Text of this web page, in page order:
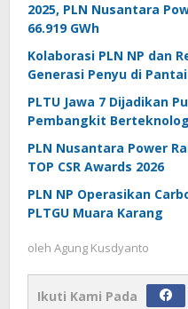
2025, PLN Nusantara
66.919 GWh
Kolaborasi PLN NP dan
Generasi Penyu di
PLTU Jawa 7 Dijadikan
Pembangkit
PLN Nusantara Power
TOP CSR Awards 2026
PLN NP Operasikan
PLTGU Muara Karang
oleh Agung Kusdyanto
Ikuti Kami Pada